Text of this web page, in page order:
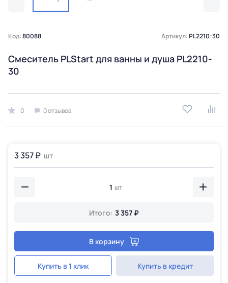
Код:80088 Артикул:PL2210-30
Смеситель PLStart для ванны и душа PL2210-
30
0 0 отзывов
3 357 ₽ шт
шт
Итого: 3 357 ₽
В корзину
Купить в 1 клик Купить в кредит